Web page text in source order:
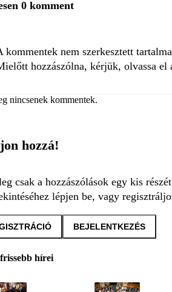
0 komment
kommentek nem szerkesztett
hozzászólna, kérjük, olvassa el
nincsenek kommentek.
hozzá!
csak a hozzászólások egy kis
lépjen be, vagy
BEJELENTKEZÉS
hírei